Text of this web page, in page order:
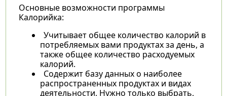
Основные возможности программы
Калорийка:
Учитывает общее количество калорий в
потребляемых вами продуктах за день, а
также общее количество расходуемых
калорий.
Содержит базу данных о наиболее
распространенных продуктах и видах
деятельности. Нужно только выбрать,